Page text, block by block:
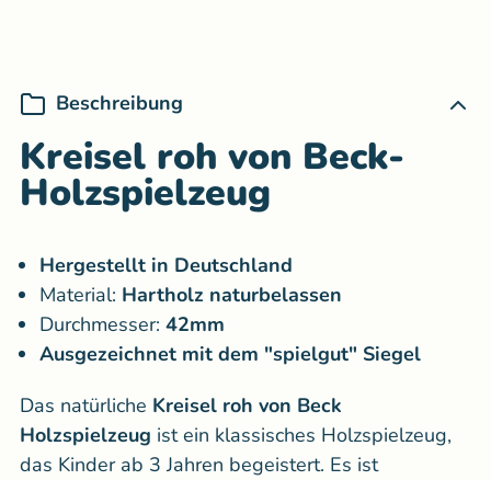
Beschreibung
Kreisel roh von Beck-
Holzspielzeug
Hergestellt in Deutschland
Material: Hartholz naturbelassen
Durchmesser: 42mm
Ausgezeichnet mit dem "spielgut" Siegel
Das natürliche Kreisel roh von Beck
Holzspielzeug ist ein klassisches Holzspielzeug,
das Kinder ab 3 Jahren begeistert. Es ist